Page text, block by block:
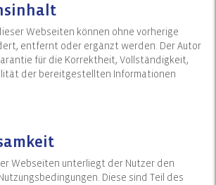
Webseiten können ohne vorherige
entfernt oder ergänzt werden. Der Autor
für die Korrektheit, Vollständigkeit,
der bereitgestellten Informationen
Webseiten unterliegt der Nutzer den
Diese sind Teil des